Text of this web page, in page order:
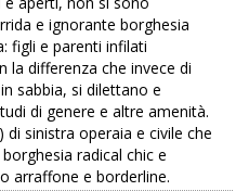
e ignorante borghesia
figli e parenti infilati
differenza che invece di
sabbia, si dilettano e
di genere e altre amenità.
di sinistra operaia e civile che
radical chic e
arraffone e borderline.